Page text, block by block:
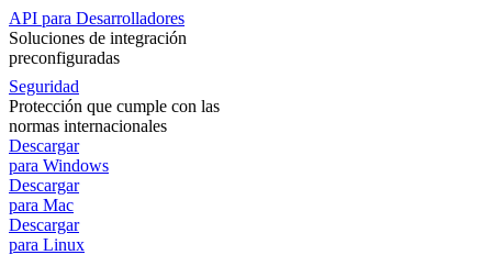
API para Desarrolladores
Soluciones de integración
preconfiguradas
Seguridad
Protección que cumple con las
normas internacionales
Descargar
para Windows
Descargar
para Mac
Descargar
para Linux